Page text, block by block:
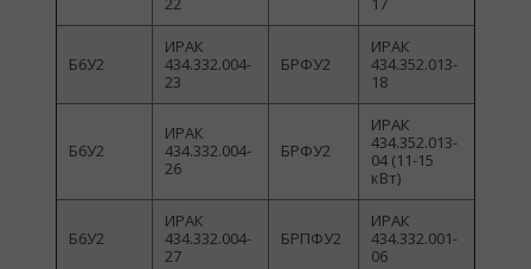
Б6У2
ИРАК
434.332.004-
23
БРФУ2
ИРАК
434.352.013-
18
Б6У2
ИРАК
434.332.004-
26
БРФУ2
ИРАК
434.352.013-
04 (11-15
кВт)
Б6У2
ИРАК
434.332.004-
27
БРПФУ2
ИРАК
434.332.001-
06